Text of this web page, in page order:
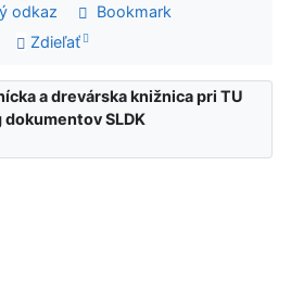
odkaz
Bookmark
Zdieľať
a drevárska knižnica pri TU
SLDK